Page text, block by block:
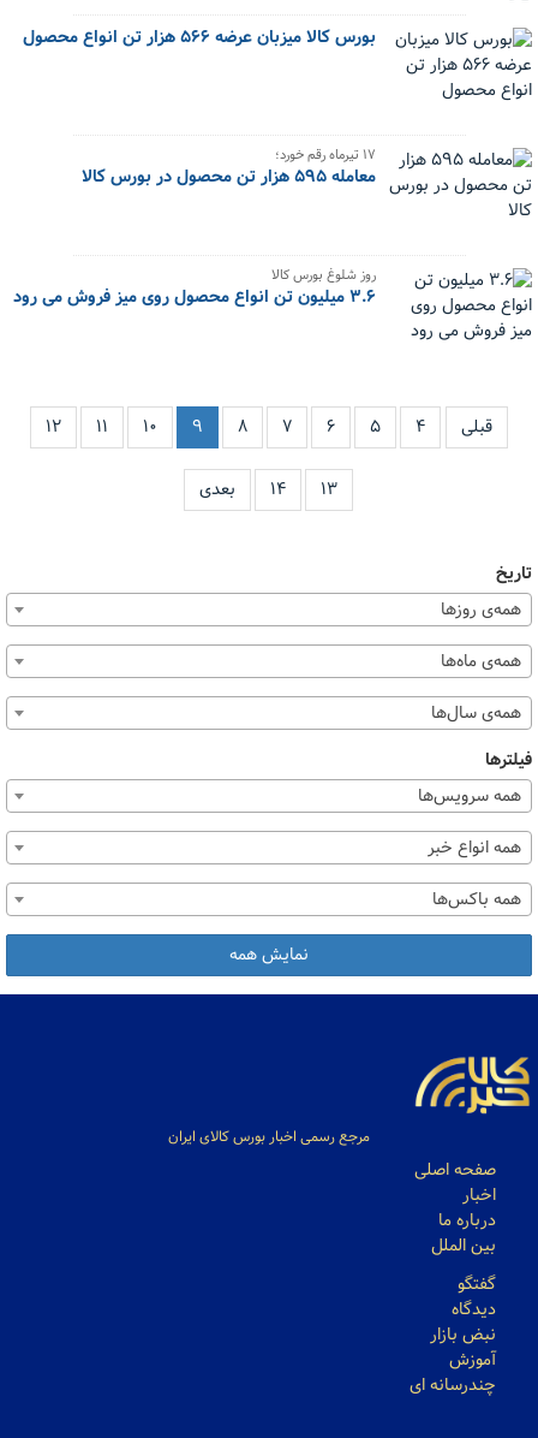
بورس کالا میزبان عرضه ۵۶۶ هزار تن انواع محصول
۱۷ تیرماه رقم خورد؛
معامله ۵۹۵ هزار تن محصول در بورس کالا
روز شلوغ بورس کالا
۳.۶ میلیون تن انواع محصول روی میز فروش می رود
قبلی ۴ ۵ ۶ ۷ ۸ ۹ ۱۰ ۱۱ ۱۲
۱۳ ۱۴ بعدی
تاریخ
همه‌ی روزها
همه‌ی ماه‌ها
همه‌ی سال‌ها
فیلترها
همه سرویس‌ها
همه انواع خبر
همه باکس‌ها
نمایش همه
مرجع رسمی اخبار بورس کالای ایران
صفحه اصلی
اخبار
درباره ما
بین الملل
گفتگو
دیدگاه
نبض بازار
آموزش
چندرسانه ای